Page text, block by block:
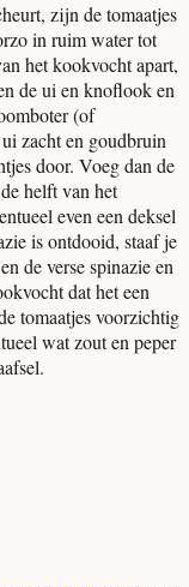
zijn de tomaatjes
in ruim water tot
het kookvocht apart,
de ui en knoflook en
(of
zacht en goudbruin
door. Voeg dan de
helft van het
even een deksel
is ontdooid, staaf je
de verse spinazie en
dat het een
tomaatjes voorzichtig
wat zout en peper